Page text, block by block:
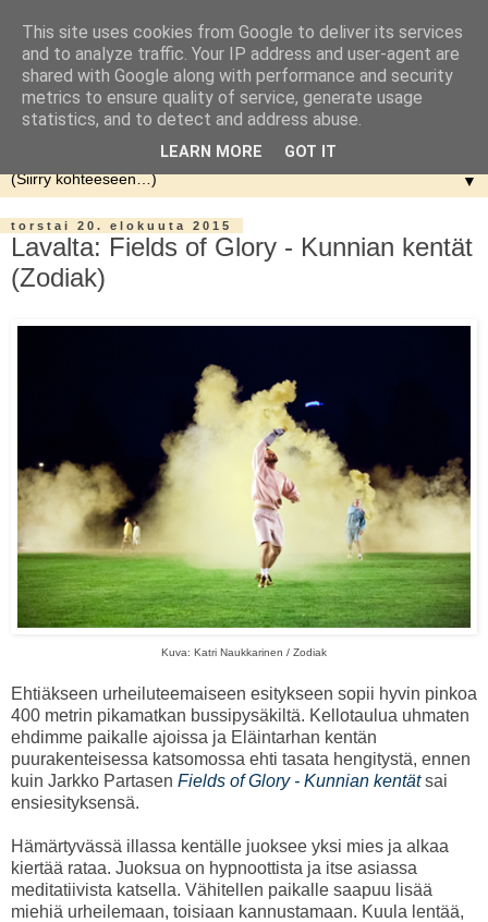
▼
torstai 20. elokuuta 2015
Lavalta: Fields of Glory - Kunnian kentät
(Zodiak)
Kuva: Katri Naukkarinen / Zodiak
Ehtiäkseen urheiluteemaiseen esitykseen sopii hyvin pinkoa
400 metrin pikamatkan bussipysäkiltä. Kellotaulua uhmaten
ehdimme paikalle ajoissa ja Eläintarhan kentän
puurakenteisessa katsomossa ehti tasata hengitystä, ennen
kuin Jarkko Partasen Fields of Glory - Kunnian kentät sai
ensiesityksensä.
Hämärtyvässä illassa kentälle juoksee yksi mies ja alkaa
kiertää rataa. Juoksua on hypnoottista ja itse asiassa
meditatiivista katsella. Vähitellen paikalle saapuu lisää
miehiä urheilemaan, toisiaan kannustamaan. Kuula lentää,
This site uses cookies from Google to deliver its services
and to analyze traffic. Your IP address and user-agent are
shared with Google along with performance and security
metrics to ensure quality of service, generate usage
statistics, and to detect and address abuse.
LEARN MORE GOT IT